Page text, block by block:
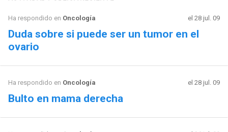
Ha respondido en Oncología el 28 jul. 09
Duda sobre si puede ser un tumor en el
ovario
Ha respondido en Oncología el 28 jul. 09
Bulto en mama derecha